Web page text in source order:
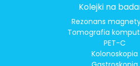
Kolejki na
Rezonans
Tomografia
PET-C
Kolonoskopia